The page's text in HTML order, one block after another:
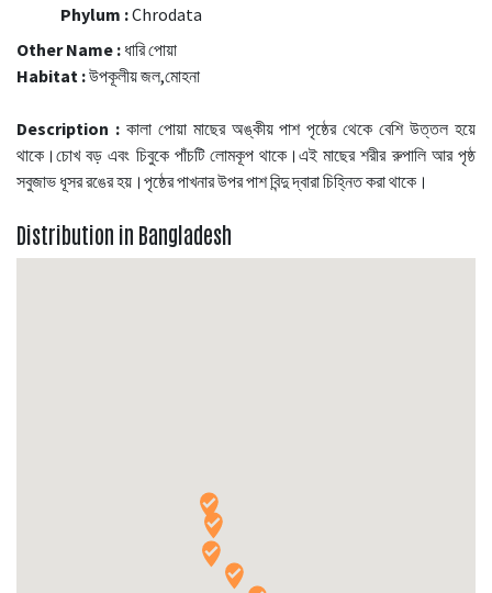
Phylum :Chrodata
Other Name : ধারি পোয়া
Habitat :উপকূলীয় জল,মোহনা
Description :কালা পোয়া মাছের অঙ্কীয় পাশ পৃষ্ঠের থেকে বেশি উত্তল হয়ে
থাকে।চোখ বড় এবং চিবুকে পাঁচটি লোমকূপ থাকে।এই মাছের শরীর রুপালি আর পৃষ্ঠ
সবুজাভ ধূসর রঙের হয়।পৃষ্ঠের পাখনার উপর পাশ বিন্দু দ্বারা চিহ্নিত করা থাকে।
Distribution in Bangladesh